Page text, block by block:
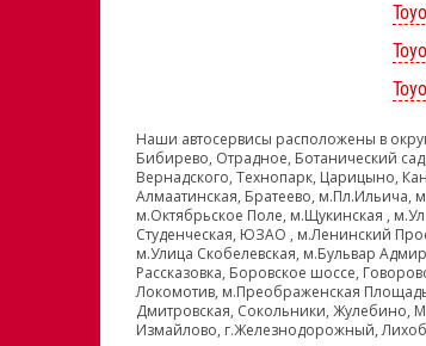
Наши автосервисы расположены в
Бибирево, Отрадное, Ботанический
Вернадского, Технопарк, Царицыно,
Алмаатинская, Братеево, м.Пл.Ильича,
м.Октябрьское Поле, м.Щукинская ,
Студенческая, ЮЗАО , м.Ленинский
м.Улица Скобелевская, м.Бульвар
Рассказовка, Боровское шоссе,
Локомотив, м.Преображенская
Дмитровская, Сокольники, Жулебино,
Измайлово, г.Железнодорожный,